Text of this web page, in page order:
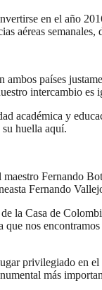
en el año
aéreas
países
intercambio
académica y
huella aquí.
Fernando
Fernando
la Casa de
nos
privilegiado en
más